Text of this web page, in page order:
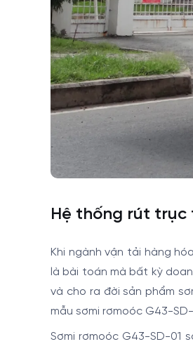
Hệ thống rút trục
Khi ngành vận tải hàng
là bài toán mà bất kỳ
và cho ra đời sản phẩm
mẫu sơmi rơmoóc G43-SD-
Sơmi rơmoóc G43-SD-01